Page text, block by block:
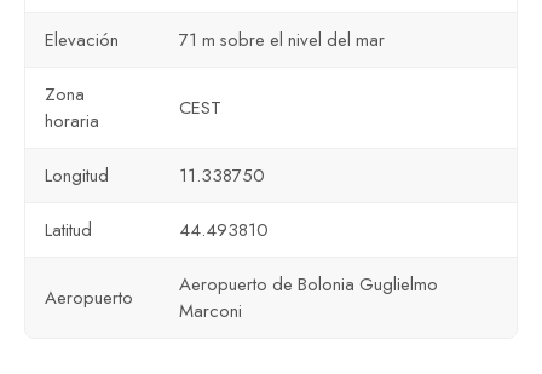
Elevación 71 m sobre el nivel del mar
Zona
horaria
CEST
Longitud 11.338750
Latitud 44.493810
Aeropuerto
Aeropuerto de Bolonia Guglielmo
Marconi